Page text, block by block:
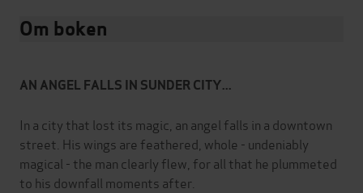
Om boken
AN ANGEL FALLS IN SUNDER CITY...
In a city that lost its magic, an angel falls in a downtown
street. His wings are feathered, whole - undeniably
magical - the man clearly flew, for all that he plummeted
to his downfall moments after.